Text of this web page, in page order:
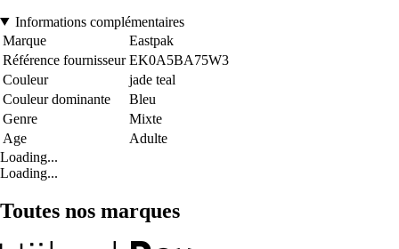
Informations complémentaires
Marque
Eastpak
Référence fournisseur EK0A5BA75W3
Couleur
jade teal
Couleur dominante
Bleu
Genre
Mixte
Age
Adulte
Loading...
Loading...
Toutes nos marques